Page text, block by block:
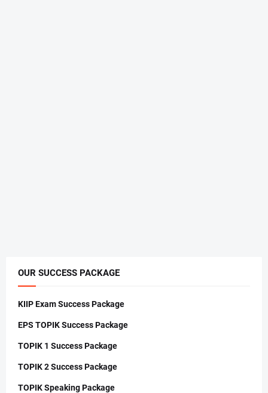
OUR SUCCESS PACKAGE
KIIP Exam Success Package
EPS TOPIK Success Package
TOPIK 1 Success Package
TOPIK 2 Success Package
TOPIK Speaking Package